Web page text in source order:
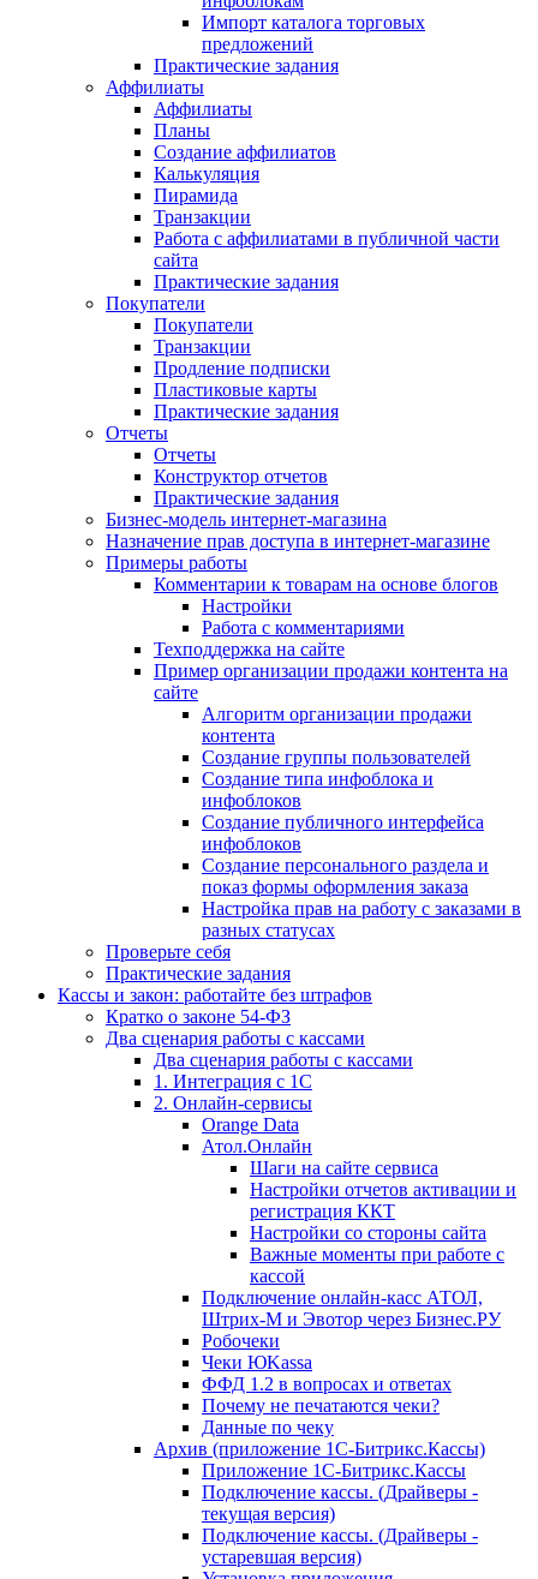
Импорт каталога торговых
предложений
Практические задания
Аффилиаты
Аффилиаты
Планы
Создание аффилиатов
Калькуляция
Пирамида
Транзакции
Работа с аффилиатами в публичной части
сайта
Практические задания
Покупатели
Покупатели
Транзакции
Продление подписки
Пластиковые карты
Практические задания
Отчеты
Отчеты
Конструктор отчетов
Практические задания
Бизнес-модель интернет-магазина
Назначение прав доступа в интернет-магазине
Примеры работы
Комментарии к товарам на основе блогов
Настройки
Работа с комментариями
Техподдержка на сайте
Пример организации продажи контента на
сайте
Алгоритм организации продажи
контента
Создание группы пользователей
Создание типа инфоблока и
инфоблоков
Создание публичного интерфейса
инфоблоков
Создание персонального раздела и
показ формы оформления заказа
Настройка прав на работу с заказами в
разных статусах
Проверьте себя
Практические задания
Кассы и закон: работайте без штрафов
Кратко о законе 54-ФЗ
Два сценария работы с кассами
Два сценария работы с кассами
1. Интеграция с 1С
2. Онлайн-сервисы
Orange Data
Атол.Онлайн
Шаги на сайте сервиса
Настройки отчетов активации и
регистрация ККТ
Настройки со стороны сайта
Важные моменты при работе с
кассой
Подключение онлайн-касс АТОЛ,
Штрих-М и Эвотор через Бизнес.РУ
Робочеки
Чеки ЮKassa
ФФД 1.2 в вопросах и ответах
Почему не печатаются чеки?
Данные по чеку
Архив (приложение 1С-Битрикс.Кассы)
Приложение 1С-Битрикс.Кассы
Подключение кассы. (Драйверы -
текущая версия)
Подключение кассы. (Драйверы -
устаревшая версия)